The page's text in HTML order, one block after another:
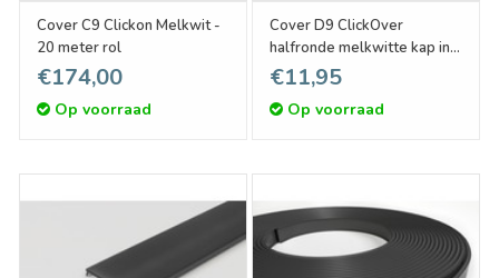
Cover C9 Clickon Melkwit -
20 meter rol
€174,00
Op voorraad
Cover D9 ClickOver
halfronde melkwitte kap in
1m of 2m lengte
€11,95
Op voorraad